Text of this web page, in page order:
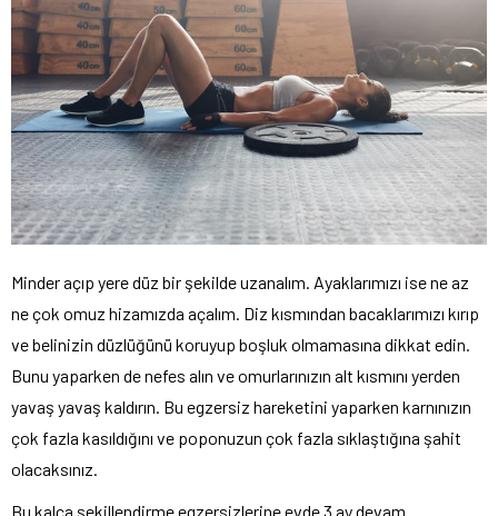
Minder açıp yere düz bir şekilde uzanalım. Ayaklarımızı ise ne az
ne çok omuz hizamızda açalım. Diz kısmından bacaklarımızı kırıp
ve belinizin düzlüğünü koruyup boşluk olmamasına dikkat edin.
Bunu yaparken de nefes alın ve omurlarınızın alt kısmını yerden
yavaş yavaş kaldırın. Bu egzersiz hareketini yaparken karnınızın
çok fazla kasıldığını ve poponuzun çok fazla sıklaştığına şahit
olacaksınız.
Bu kalça şekillendirme egzersizlerine evde 3 ay devam